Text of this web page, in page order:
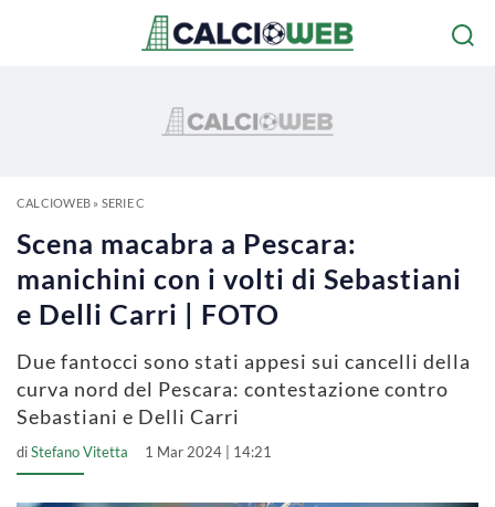
CALCIOWEB» SERIE C
Scena macabra a Pescara:
manichini con i volti di Sebastiani
e Delli Carri | FOTO
Due fantocci sono stati appesi sui cancelli della
curva nord del Pescara: contestazione contro
Sebastiani e Delli Carri
diStefano Vitetta 1 Mar 2024 | 14:21